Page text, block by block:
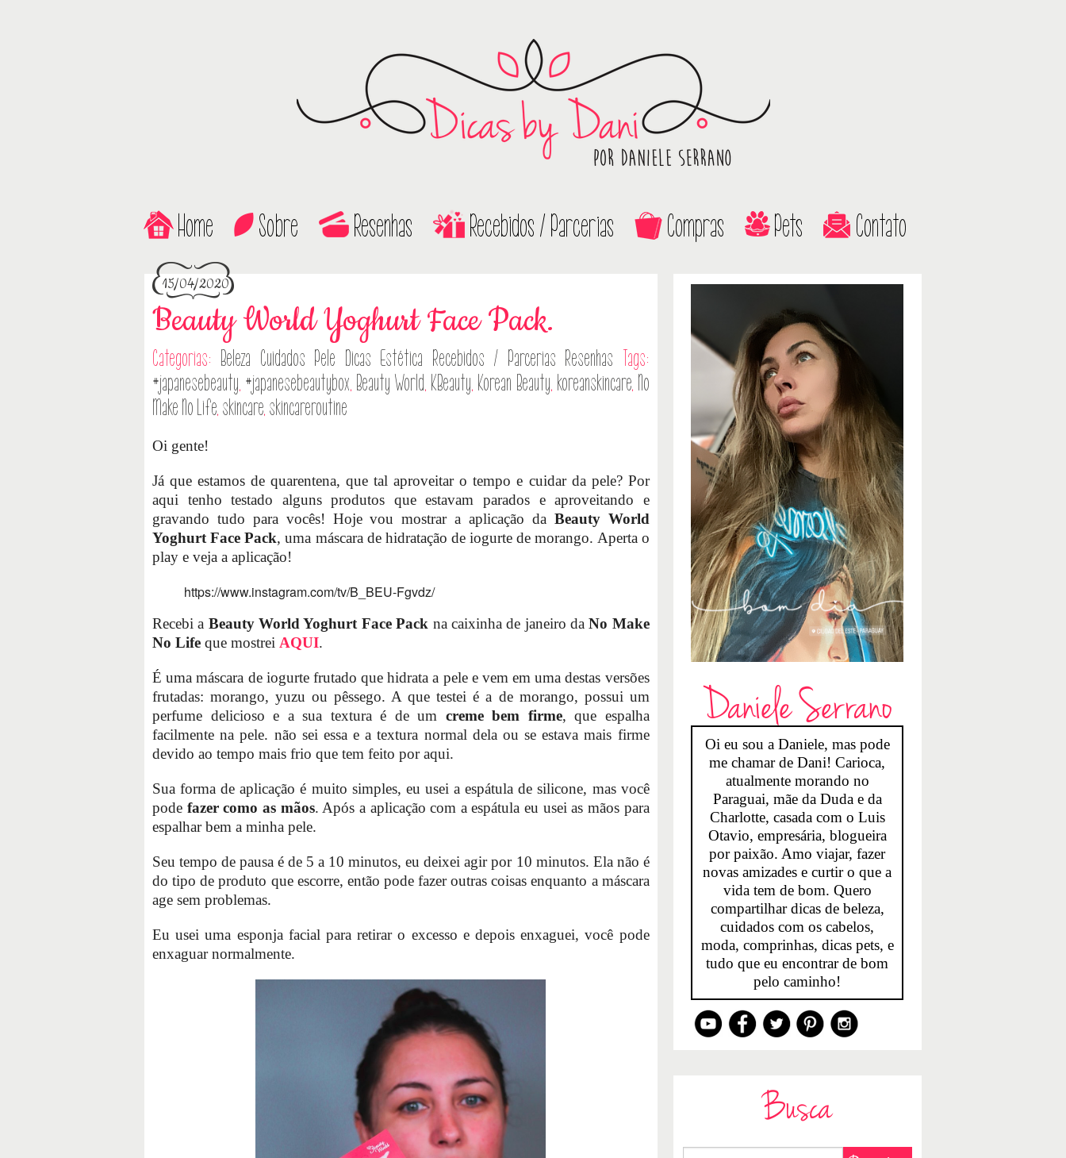
Home Sobre Resenhas Recebidos / Parcerias Compras Pets Contato
15/04/2020
Beauty World Yoghurt Face Pack.
Categorias: Beleza Cuidados Pele Dicas Estética Recebidos / Parcerias Resenhas Tags:
#japanesebeauty, #japanesebeautybox, Beauty World, KBeauty, Korean Beauty, koreanskincare, No
Make No Life, skincare, skincareroutine
Oi gente!
Já que estamos de quarentena, que tal aproveitar o tempo e cuidar da pele? Por
aqui tenho testado alguns produtos que estavam parados e aproveitando e
gravando tudo para vocês! Hoje vou mostrar a aplicação da Beauty World
Yoghurt Face Pack, uma máscara de hidratação de iogurte de morango. Aperta o
play e veja a aplicação!
https://www.instagram.com/tv/B_BEU-Fgvdz/
Recebi a Beauty World Yoghurt Face Pack na caixinha de janeiro daNo Make
No Life que mostrei AQUI.
É uma máscara de iogurte frutado que hidrata a pele e vem em uma destas versões
frutadas: morango, yuzu ou pêssego. A que testei é a de morango, possui um
perfume delicioso e a sua textura é de um creme bem firme, que espalha
facilmente na pele. não sei essa e a textura normal dela ou se estava mais firme
devido ao tempo mais frio que tem feito por aqui.
Sua forma de aplicação é muito simples, eu usei a espátula de silicone, mas você
pode fazer como as mãos. Após a aplicação com a espátula eu usei as mãos para
espalhar bem a minha pele.
Seu tempo de pausa é de 5 a 10 minutos, eu deixei agir por 10 minutos. Ela não é
do tipo de produto que escorre, então pode fazer outras coisas enquanto a máscara
age sem problemas.
Eu usei uma esponja facial para retirar o excesso e depois enxaguei, você pode
enxaguar normalmente.
Daniele Serrano
Oi eu sou a Daniele, mas pode
me chamar de Dani! Carioca,
atualmente morando no
Paraguai, mãe da Duda e da
Charlotte, casada com o Luis
Otavio, empresária, blogueira
por paixão. Amo viajar, fazer
novas amizades e curtir o que a
vida tem de bom. Quero
compartilhar dicas de beleza,
cuidados com os cabelos,
moda, comprinhas, dicas pets, e
tudo que eu encontrar de bom
pelo caminho!
Busca